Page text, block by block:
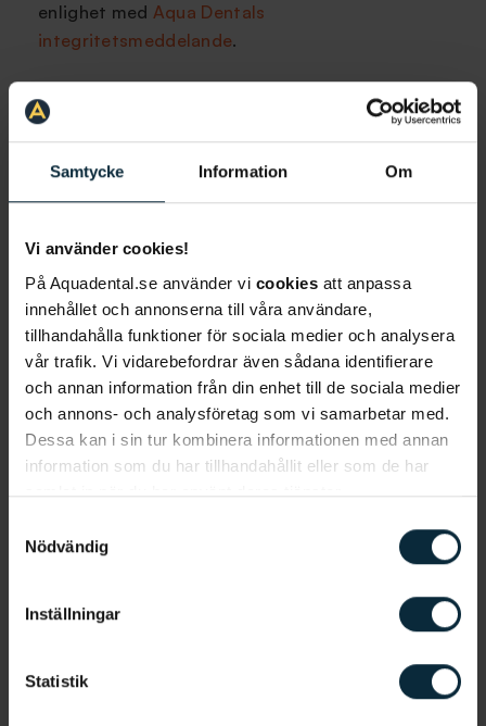
Samtycke Information Om
Vi använder cookies!
På Aquadental.se använder vi cookies att anpassa
innehållet och annonserna till våra användare,
tillhandahålla funktioner för sociala medier och analysera
vår trafik. Vi vidarebefordrar även sådana identifierare
och annan information från din enhet till de sociala medier
och annons- och analysföretag som vi samarbetar med.
Dessa kan i sin tur kombinera informationen med annan
information som du har tillhandahållit eller som de har
samlat in när du har använt deras tjänster.
Nödvändig
Inställningar
Statistik
enlighet med Aqua Dentals
integritetsmeddelande.
Behandlingen – steg för steg
Behandlingsprocessen skiljer sig inte speciellt från
andra behandlingar med tandställning.
Konsultation
Det första steget i en tandregleringsbehandling är
en konsultation, ett inledande samtal med din
behandlingen och slutresultatet. Du får också
möjlighet att ställa alla frågor du funderat på.
Inregistrering
med behandlingen sker en inregistrering.
Röntgenbilder tas samt ytterligare diskussion